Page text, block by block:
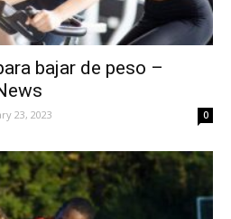
bajar de peso –
23, 2023 0